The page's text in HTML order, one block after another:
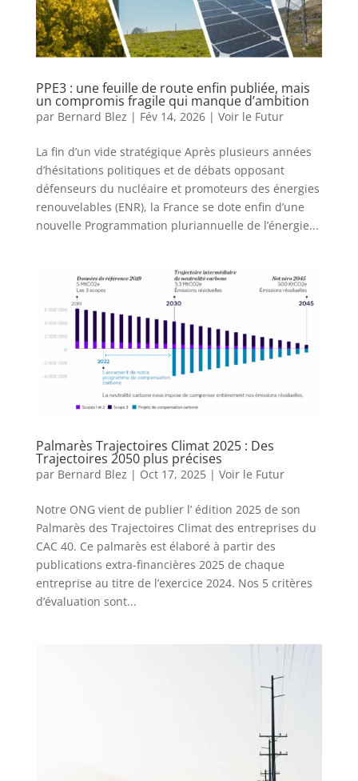
PPE3 : une feuille de route enfin publiée, mais
un compromis fragile qui manque d’ambition
par Bernard Blez | Fév 14, 2026| Voir le Futur
La fin d’un vide stratégique Après plusieurs années
d’hésitations politiques et de débats opposant
défenseurs du nucléaire et promoteurs des énergies
renouvelables (ENR), la France se dote enfin d’une
nouvelle Programmation pluriannuelle de l’énergie...
Palmarès Trajectoires Climat 2025 : Des
Trajectoires 2050 plus précises
par Bernard Blez | Oct 17, 2025| Voir le Futur
Notre ONG vient de publier l’ édition 2025 de son
Palmarès des Trajectoires Climat des entreprises du
CAC 40. Ce palmarès est élaboré à partir des
publications extra-financières 2025 de chaque
entreprise au titre de l’exercice 2024. Nos 5 critères
d’évaluation sont...